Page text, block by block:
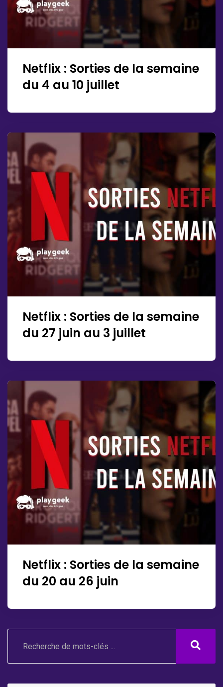
Netflix : Sorties de la semaine
du 4 au 10 juillet
Netflix : Sorties de la semaine
du 27 juin au 3 juillet
Netflix : Sorties de la semaine
du 20 au 26 juin